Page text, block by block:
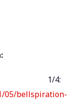
1/4:
05/bellspiration-